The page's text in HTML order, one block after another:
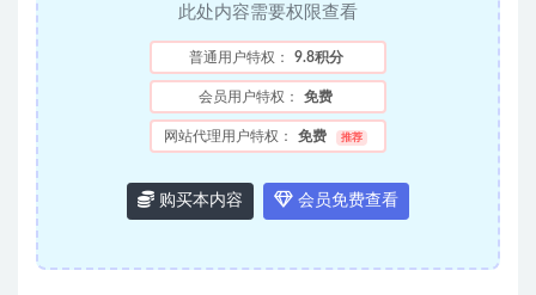
此处内容需要权限查看
普通用户特权： 9.8积分
会员用户特权： 免费
网站代理用户特权： 免费 推荐
购买本内容 会员免费查看